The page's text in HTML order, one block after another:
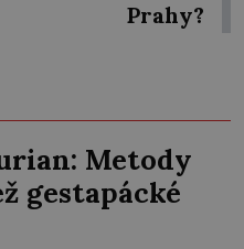
Prahy?
Metody
gestapácké